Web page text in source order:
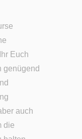
Euch
genügend
auch
die